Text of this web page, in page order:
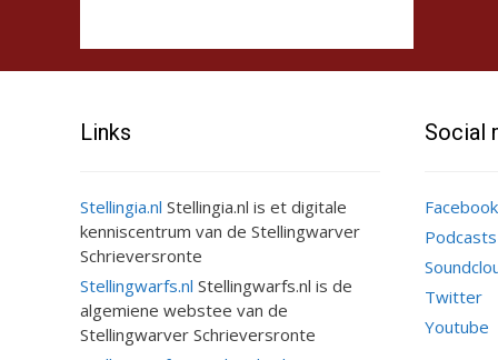
Links
Stellingia.nl Stellingia.nl is et digitale
kenniscentrum van de Stellingwarver
Schrieversronte
Stellingwarfs.nl Stellingwarfs.nl is de
algemiene webstee van de
Stellingwarver Schrieversronte
Social
Facebook
Podcasts
Twitter
Youtube